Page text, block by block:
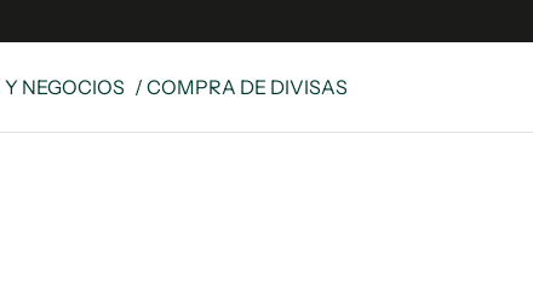
NEGOCIOS / COMPRA DE DIVISAS